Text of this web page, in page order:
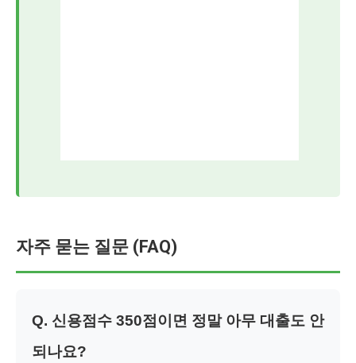
자주 묻는 질문 (FAQ)
Q. 신용점수 350점이면 정말 아무 대출도 안
되나요?